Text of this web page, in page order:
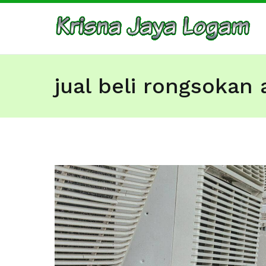
jual beli rongsokan